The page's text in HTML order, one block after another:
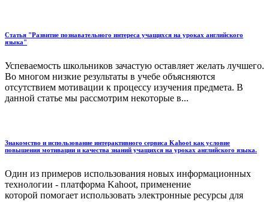
Статья "Развитие познавательного интереса учащихся на уроках английского
языка"
Успеваемость школьников зачастую оставляет желать лучшего.
Во многом низкие результаты в учебе объясняются
отсутствием мотивации к процессу изучения предмета. В
данной статье мы рассмотрим некоторые в...
Знакомство и использование интерактивного сервиса Kahoot как условие
повышения мотивации и качества знаний учащихся на уроках английского языка.
Один из примеров использования новых информационных
технологии - платформа Kahoot, применение
которой помогает использовать электронные ресурсы для